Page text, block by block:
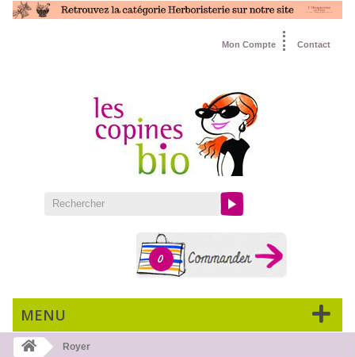
Contact
Mon Compte
0
MENU
Royer